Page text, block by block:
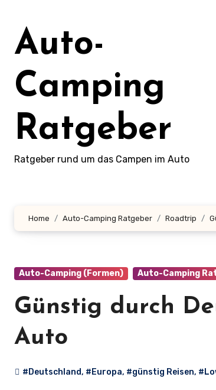
springen
Auto-
Camping
Ratgeber
Ratgeber rund um das Campen im Auto
Home Auto-Camping Ratgeber Roadtrip
Auto-Camping (Formen) Auto-Camping
Günstig durch
Auto
#Deutschland, #Europa, #günstig Reisen,